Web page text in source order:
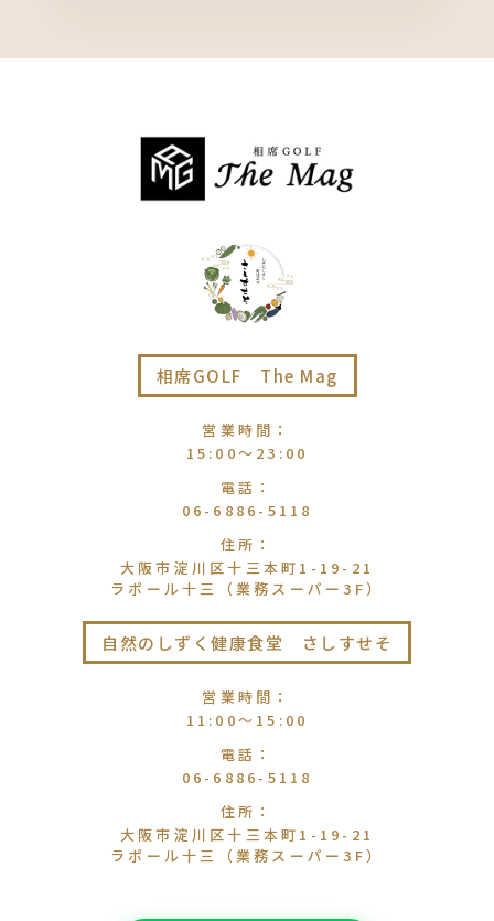
相席GOLF The Mag
営業時間 ：
15:00〜23:00
電話 ：
06-6886-5118
住所 ：
大阪市淀川区十三本町1-19-21
ラポール十三（業務スーパー3F）
自然のしずく健康食堂 さしすせそ
営業時間 ：
11:00〜15:00
電話 ：
06-6886-5118
住所 ：
大阪市淀川区十三本町1-19-21
ラポール十三（業務スーパー3F）